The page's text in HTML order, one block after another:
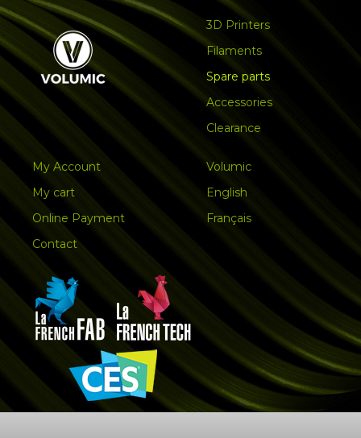
3D Printers
Filaments
Spare parts
Accessories
Clearance
My Account
My cart
Online Payment
Contact
Volumic
English
Français